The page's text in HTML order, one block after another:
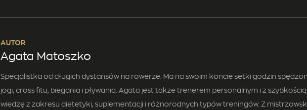
AUTOR
Agata Matoszko
Specjalistka od długich dystansów na rowerze. Ma na swoim koncie setki godzin
jogi, cross fitu, biegania i pływania. Agata jest także trenerem personalnym i z
wiedzę z zakresu dietetyki, suplementacji i różnorodnych typów treningów. Z